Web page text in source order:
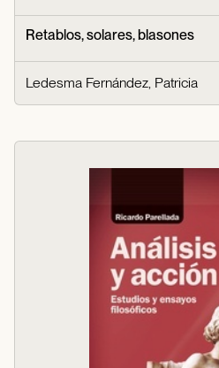
Retablos, solares, blasones
Ledesma Fernández, Patricia